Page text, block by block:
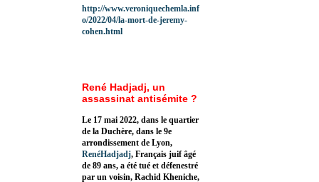
http://www.veroniquechemla.inf
o/2022/04/la-mort-de-jeremy-
cohen.html
René Hadjadj, un
assassinat antisémite ?
Le 17 mai 2022, dans le quartier
de la Duchère, dans le 9e
arrondissement de Lyon,
RenéHadjadj, Français juif âgé
de 89 ans, a été tué et défenestré
par un voisin, Rachid Kheniche,